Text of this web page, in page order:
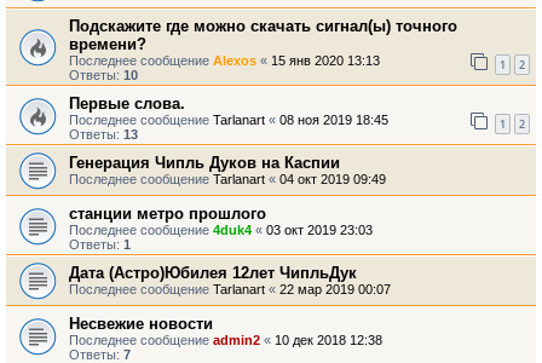
Подскажите где можно скачать сигнал(ы) точного
времени?
Последнее сообщение Alexos « 15 янв 2020 13:13
Ответы: 10
1 2
Первые слова.
Последнее сообщение Tarlanart « 08 ноя 2019 18:45
Ответы: 13
1 2
Генерация Чипль Дуков на Каспии
Последнее сообщение Tarlanart « 04 окт 2019 09:49
станции метро прошлого
Последнее сообщение 4duk4 « 03 окт 2019 23:03
Ответы: 1
Дата (Астро)Юбилея 12лет ЧипльДук
Последнее сообщение Tarlanart « 22 мар 2019 00:07
Несвежие новости
Последнее сообщение admin2 « 10 дек 2018 12:38
Ответы: 7